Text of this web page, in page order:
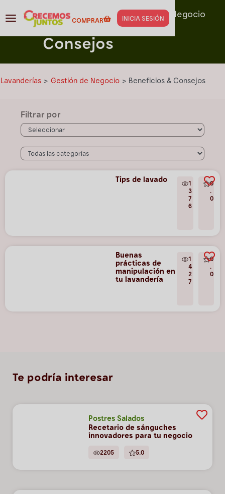
COMPRAR INICIA SESIÓN
Capacitación para Gestión de Negocio
Beneficios &
Consejos
Lavanderías > Gestión de Negocio > Beneficios & Consejos
Filtrar por
Tips de lavado
1
3
7
6
0
.
0
Buenas
prácticas de
manipulación en
tu lavandería
1
4
2
7
0
.
0
Te podría interesar
Postres Salados
Recetario de sánguches
innovadores para tu negocio
2205 5.0